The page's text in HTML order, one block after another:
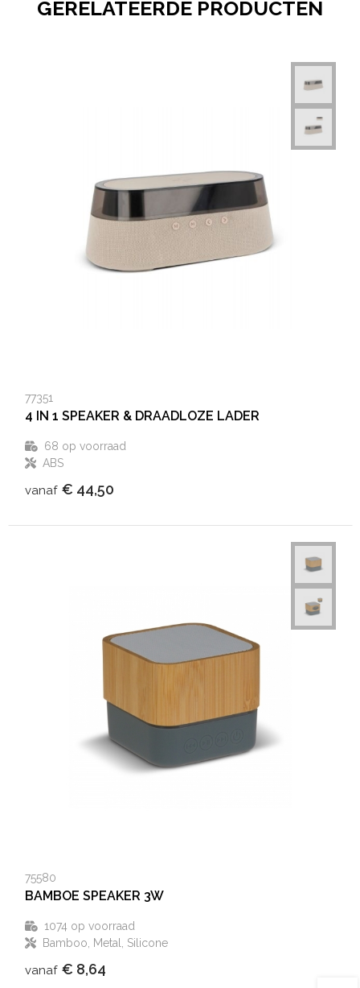
GERELATEERDE PRODUCTEN
77351
4 IN 1 SPEAKER & DRAADLOZE LADER
68 op voorraad
ABS
vanaf € 44,50
75580
BAMBOE SPEAKER 3W
1074 op voorraad
Bamboo, Metal, Silicone
vanaf € 8,64